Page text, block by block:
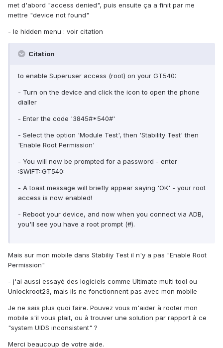
met d'abord "access denied", puis ensuite ça a finit par me
mettre "device not found"
- le hidden menu : voir citation
Citation
to enable Superuser access (root) on your GT540:
- Turn on the device and click the icon to open the phone
dialler
- Enter the code '3845#*540#'
- Select the option 'Module Test', then 'Stability Test' then
'Enable Root Permission'
- You will now be prompted for a password - enter
:SWIFT::GT540:
- A toast message will briefly appear saying 'OK' - your root
access is now enabled!
- Reboot your device, and now when you connect via ADB,
you'll see you have a root prompt (#).
Mais sur mon mobile dans Stabiliy Test il n'y a pas "Enable Root
Permission"
- j'ai aussi essayé des logiciels comme Ultimate multi tool ou
Unlockroot23, mais ils ne fonctionnent pas avec mon mobile
Je ne sais plus quoi faire. Pouvez vous m'aider à rooter mon
mobile s'il vous plait, ou à trouver une solution par rapport à ce
"system UIDS inconsistent" ?
Merci beaucoup de votre aide.